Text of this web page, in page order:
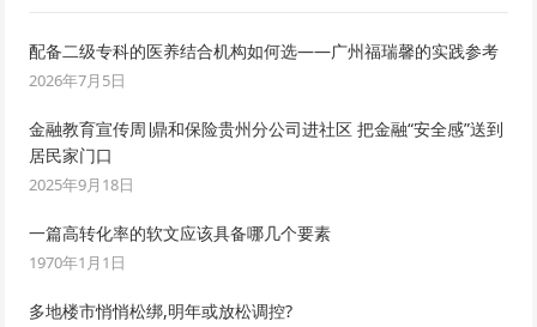
配备二级专科的医养结合机构如何选——广州福瑞馨的实践参考
2026年7月5日
金融教育宣传周∣鼎和保险贵州分公司进社区 把金融“安全感”送到
居民家门口
2025年9月18日
一篇高转化率的软文应该具备哪几个要素
1970年1月1日
多地楼市悄悄松绑,明年或放松调控?